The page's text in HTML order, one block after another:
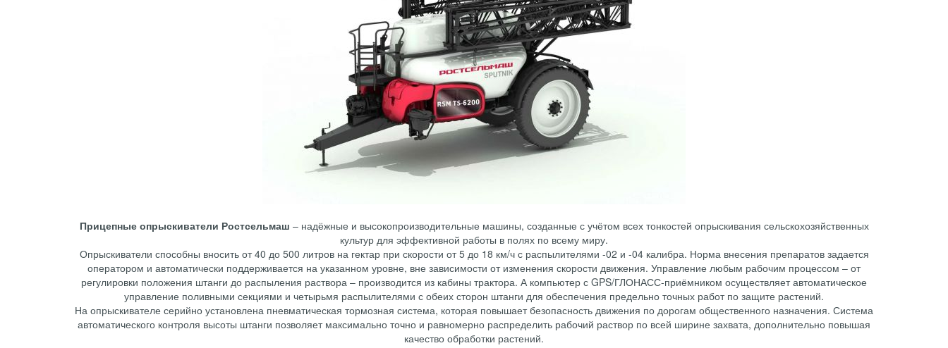
Прицепные опрыскиватели Ростсельмаш – надёжные и высокопроизводительные машины, созданные с учётом всех тонкостей опрыскивания сельскохозяйственных
культур для эффективной работы в полях по всему миру.
Опрыскиватели способны вносить от 40 до 500 литров на гектар при скорости от 5 до 18 км/ч с распылителями -02 и -04 калибра. Норма внесения препаратов задается
оператором и автоматически поддерживается на указанном уровне, вне зависимости от изменения скорости движения. Управление любым рабочим процессом – от
регулировки положения штанги до распыления раствора – производится из кабины трактора. А компьютер с GPS/ГЛОНАСС-приёмником осуществляет автоматическое
управление поливными секциями и четырьмя распылителями с обеих сторон штанги для обеспечения предельно точных работ по защите растений.
На опрыскивателе серийно установлена пневматическая тормозная система, которая повышает безопасность движения по дорогам общественного назначения. Система
автоматического контроля высоты штанги позволяет максимально точно и равномерно распределить рабочий раствор по всей ширине захвата, дополнительно повышая
качество обработки растений.